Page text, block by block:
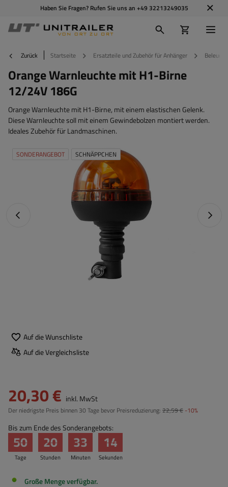
Haben Sie Fragen? Rufen Sie uns an +49 32213249035
Zurück Startseite Ersatzteile und Zubehör für Anhänger
Orange Warnleuchte mit H1-Birne
12/24V 186G
Orange Warnleuchte mit H1-Birne, mit einem elastischen Gelenk.
Diese Warnleuchte soll mit einem Gewindebolzen montiert werden.
Ideales Zubehör für Landmaschinen.
Vorheriges Foto
SONDERANGEBOT SCHNÄPPCHEN
Auf die Wunschliste
Auf die Vergleichsliste
20,30 € inkl. MwSt
Der niedrigste Preis binnen 30 Tage bevor Preisreduzierung: 22,59 € -10%
Bis zum Ende des Sonderangebots:
Tage
50
Stunden
20
Minuten
33
Sekunden
13
Große Menge verfügbar